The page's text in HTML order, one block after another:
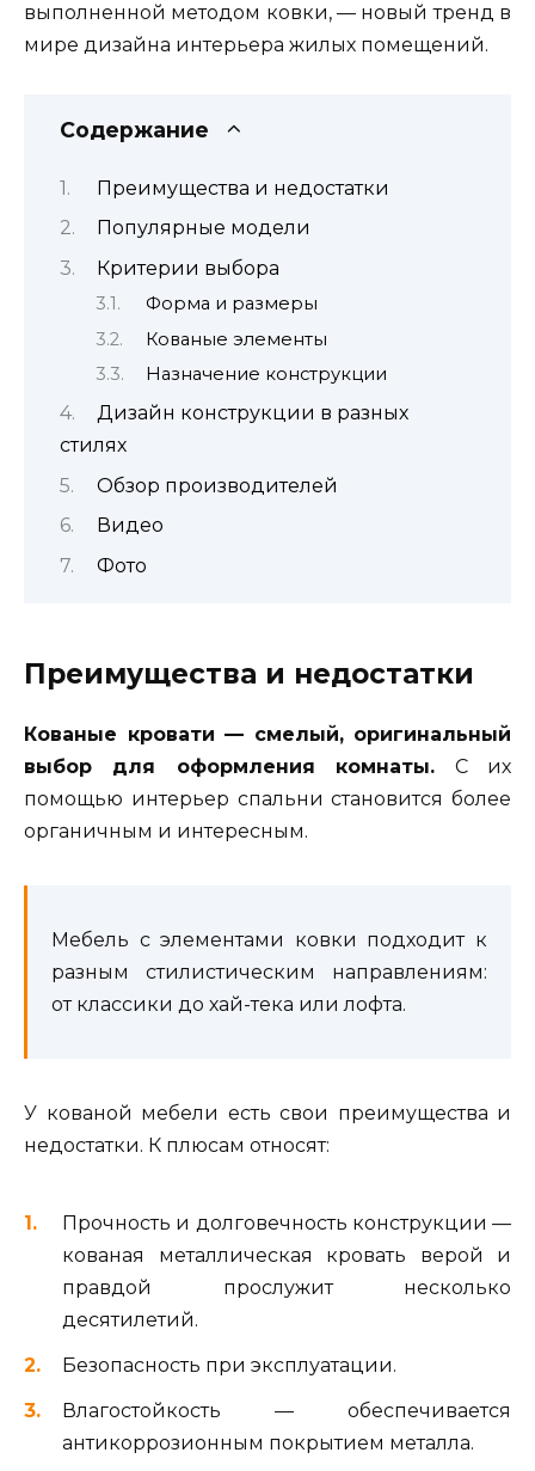
выполненной методом ковки, — новый тренд в
мире дизайна интерьера жилых помещений.
Содержание
Преимущества и недостатки
Популярные модели
Критерии выбора
Форма и размеры
Кованые элементы
Назначение конструкции
Дизайн конструкции в разных
стилях
Обзор производителей
Видео
Фото
Преимущества и недостатки
Кованые кровати — смелый, оригинальный
выбор для оформления комнаты. С их
помощью интерьер спальни становится более
органичным и интересным.
Мебель с элементами ковки подходит к
разным стилистическим направлениям:
от классики до хай-тека или лофта.
У кованой мебели есть свои преимущества и
недостатки. К плюсам относят:
Прочность и долговечность конструкции —
кованая металлическая кровать верой и
правдой прослужит несколько
десятилетий.
Безопасность при эксплуатации.
Влагостойкость — обеспечивается
антикоррозионным покрытием металла.